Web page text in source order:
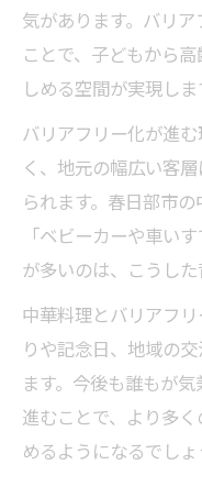
気があります。バリ
ことで、子どもから
しめる空間が実現しま
バリアフリー化が進
く、地元の幅広い客
られます。春日部市
「ベビーカーや車い
が多いのは、こうした
中華料理とバリアフ
りや記念日、地域の
ます。今後も誰もが
進むことで、より多
めるようになるでしょ